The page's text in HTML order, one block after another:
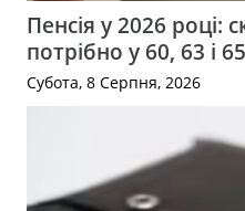
Пенсія у 2026 році:
потрібно у 60, 63 і
Субота, 8 Серпня, 2026